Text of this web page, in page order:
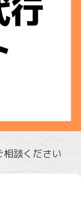
談ください